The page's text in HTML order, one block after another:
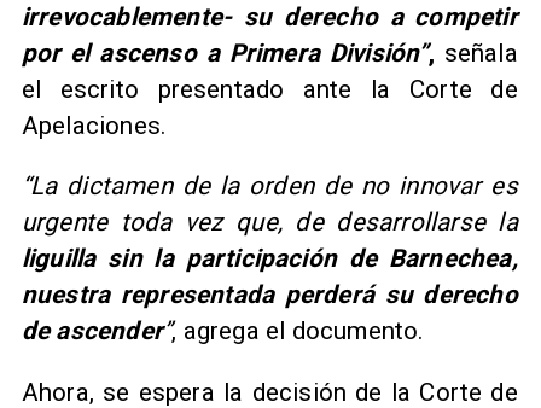
irrevocablemente- su derecho a competir
por el ascenso a Primera División”, señala
el escrito presentado ante la Corte de
Apelaciones.
“La dictamen de la orden de no innovar es
urgente toda vez que, de desarrollarse la
liguilla sin la participación de Barnechea,
nuestra representada perderá su derecho
de ascender”, agrega el documento.
Ahora, se espera la decisión de la Corte de